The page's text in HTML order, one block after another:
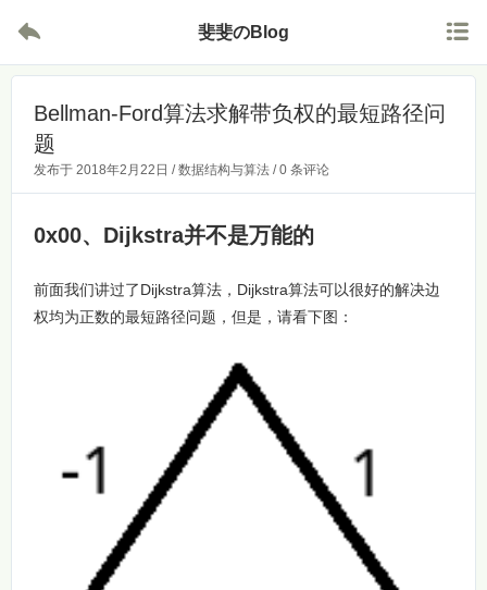
 斐斐のBlog 
Bellman-Ford算法求解带负权的最短路径问
题
发布于 2018年2月22日 /数据结构与算法 /0 条评论
0x00、Dijkstra并不是万能的
前面我们讲过了Dijkstra算法，Dijkstra算法可以很好的解决边
权均为正数的最短路径问题，但是，请看下图：